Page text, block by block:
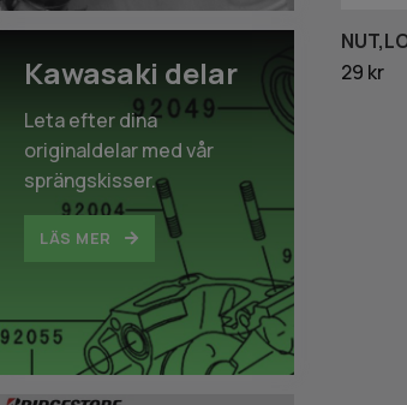
Kawasaki delar
Leta efter dina
originaldelar med vår
sprängskisser.
LÄS MER
29 kr